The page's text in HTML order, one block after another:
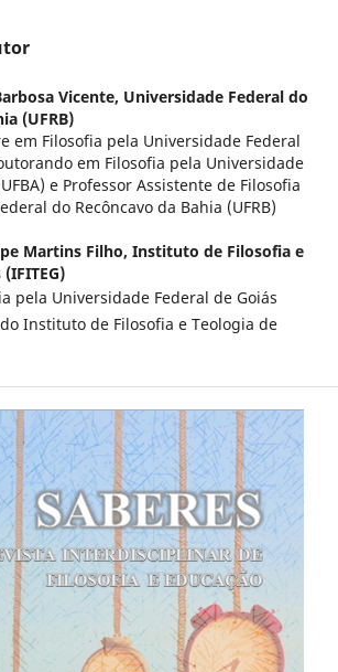
Vicente, Universidade Federal do
(UFRB)
em Filosofia pela Universidade Federal
em Filosofia pela Universidade
e Professor Assistente de Filosofia
do Recôncavo da Bahia (UFRB)
Martins Filho, Instituto de Filosofia e
pela Universidade Federal de Goiás
Instituto de Filosofia e Teologia de